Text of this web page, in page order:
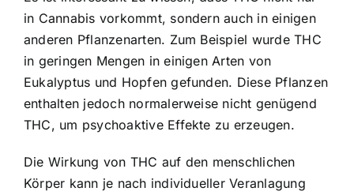
in Cannabis vorkommt, sondern auch in einigen
anderen Pflanzenarten. Zum Beispiel wurde THC
in geringen Mengen in einigen Arten von
Eukalyptus und Hopfen gefunden. Diese Pflanzen
enthalten jedoch normalerweise nicht genügend
THC, um psychoaktive Effekte zu erzeugen.
Die Wirkung von THC auf den menschlichen
Körper kann je nach individueller Veranlagung